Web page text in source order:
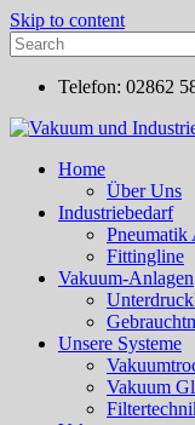
Skip to content
Telefon: 02862
Home
Über Uns
Industriebedarf
Pneumatik
Fittingline
Vakuum-Anlagen
Unsere Systeme
Vakuum